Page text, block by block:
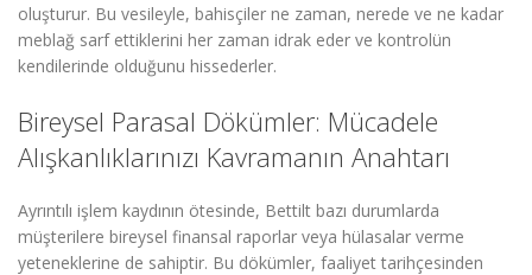
oluşturur. Bu vesileyle, bahisçiler ne zaman, nerede ve ne kadar
meblağ sarf ettiklerini her zaman idrak eder ve kontrolün
kendilerinde olduğunu hissederler.
Bireysel Parasal Dökümler: Mücadele
Alışkanlıklarınızı Kavramanın Anahtarı
Ayrıntılı işlem kaydının ötesinde, Bettilt bazı durumlarda
müşterilere bireysel finansal raporlar veya hülasalar verme
yeteneklerine de sahiptir. Bu dökümler, faaliyet tarihçesinden